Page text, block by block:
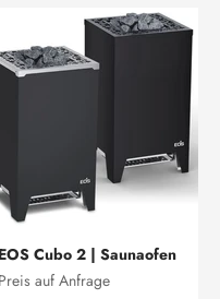
EOS Cubo 2 | Saunaofen
Preis auf Anfrage